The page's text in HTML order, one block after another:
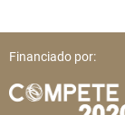
Financiado por: